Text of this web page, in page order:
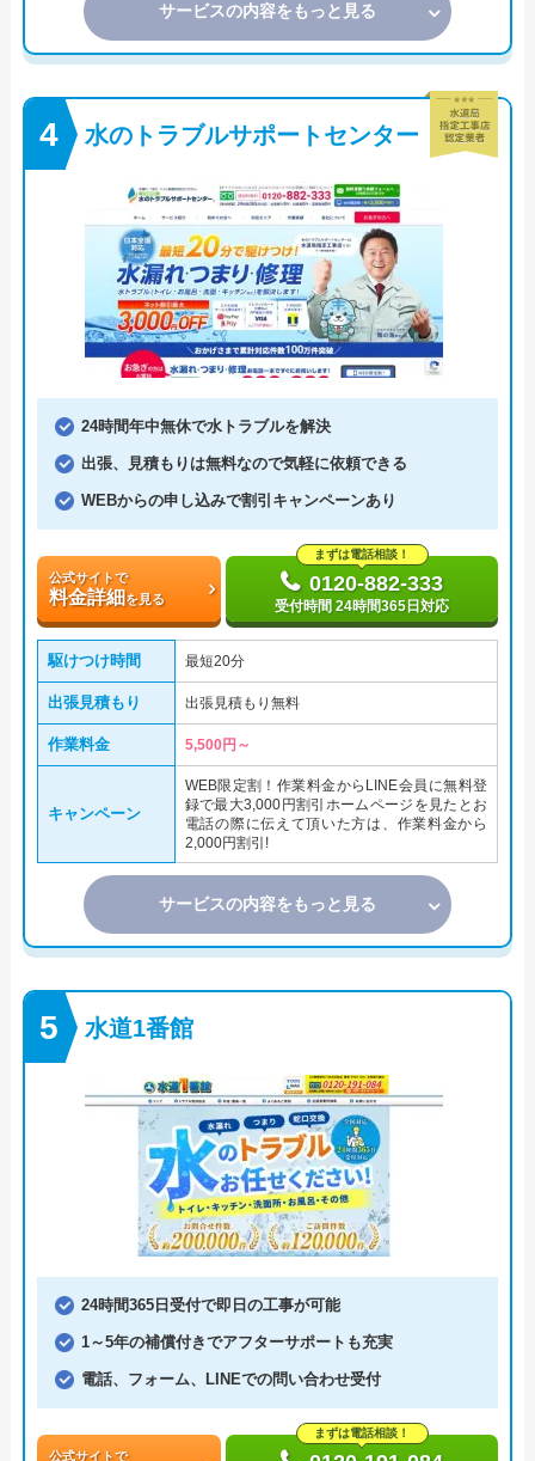
サービスの内容をもっと見る
水のトラブルサポートセンター
24時間年中無休で水トラブルを解決
出張、見積もりは無料なので気軽に依頼できる
WEBからの申し込みで割引キャンペーンあり
公式サイトで
料金詳細を見る
まずは電話相談！
0120-882-333
受付時間 24時間365日対応
駆けつけ時間 最短20分
出張見積もり 出張見積もり無料
作業料金 5,500円～
キャンペーン
WEB限定割！作業料金からLINE会員に無料登
録で最大3,000円割引ホームページを見たとお
電話の際に伝えて頂いた方は、作業料金から
2,000円割引!
サービスの内容をもっと見る
水道1番館
24時間365日受付で即日の工事が可能
1～5年の補償付きでアフターサポートも充実
電話、フォーム、LINEでの問い合わせ受付
公式サイトで
まずは電話相談！